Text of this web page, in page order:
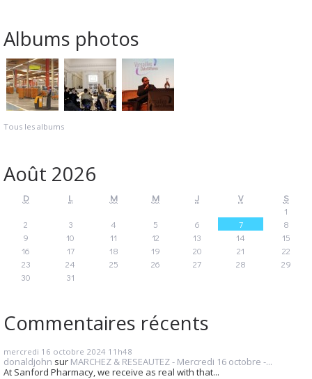
Albums photos
Tous les albums
Août 2026
D L M M J V
S
1
2
3 4 5 6 7
8
9
10 11 12 13 14
15
16
17 18 19 20 21
22
23
24 25 26 27 28
29
30
31
Commentaires récents
mercredi 16 octobre 2024 11h48
donaldjohn sur MARCHEZ & RESEAUTEZ - Mercredi 16 octobre -...
At Sanford Pharmacy, we receive as real with that...